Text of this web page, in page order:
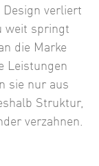
verliert
weit springt
die Marke
Leistungen
sie nur aus
Struktur,
verzahnen.